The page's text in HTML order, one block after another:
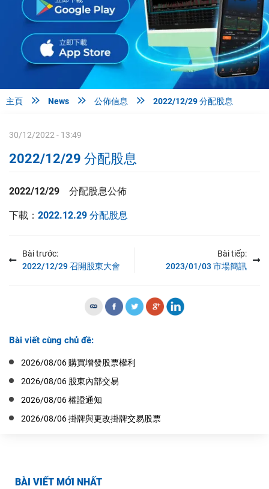
主頁  News  公佈信息  2022/12/29 分配股息
BÀI VIẾT MỚI NHẤT
30/12/2022 - 13:49
2022/12/29 分配股息
2022/12/29 分配股息公佈
下載： 2022.12.29 分配股息
Bài trước:
2022/12/29 召開股東大會
Bài tiếp:
2023/01/03 市場簡訊
Bài viết cùng chủ đề:
2026/08/06 購買增發股票權利
2026/08/06 股東內部交易
2026/08/06 權證通知
2026/08/06 掛牌與更改掛牌交易股票